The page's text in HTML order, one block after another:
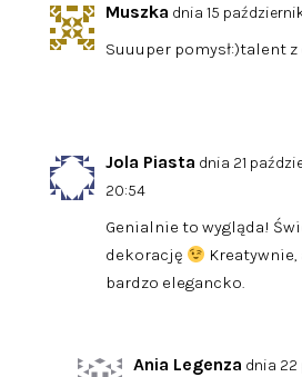
Muszka dnia 15
Suuuper pomysł:)talent
Jola Piasta dnia 21
20:54
Genialnie to wygląda!
dekorację
bardzo elegancko.
Ania Legenza dnia 22